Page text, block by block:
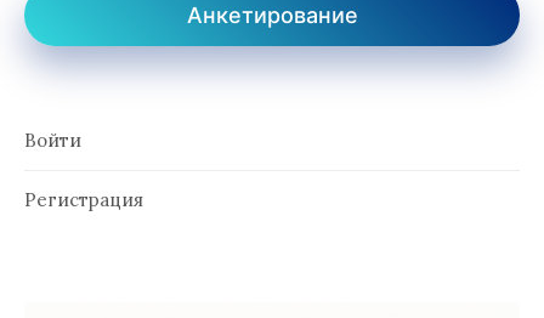
Анкетирование
Войти
Регистрация